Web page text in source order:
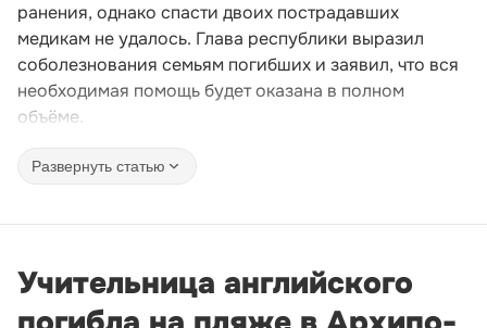
ранения, однако спасти двоих пострадавших
медикам не удалось. Глава республики выразил
соболезнования семьям погибших и заявил, что вся
необходимая помощь будет оказана в полном
объёме.
Развернуть статью
Учительница английского